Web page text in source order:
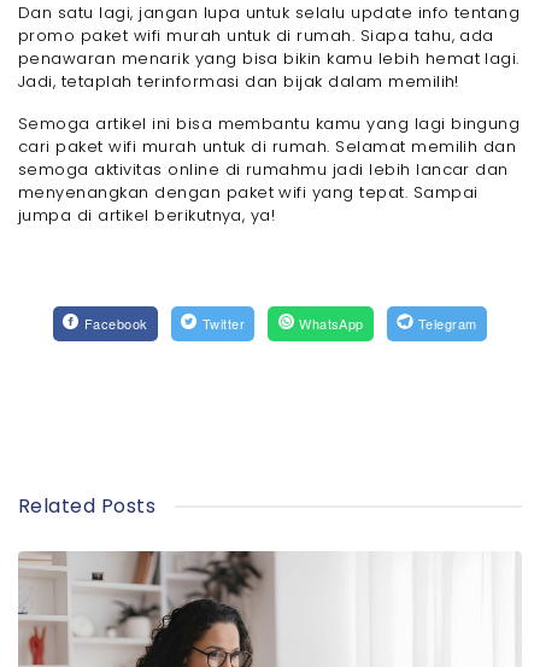
Dan satu lagi, jangan lupa untuk selalu update info tentang
promo paket wifi murah untuk di rumah. Siapa tahu, ada
penawaran menarik yang bisa bikin kamu lebih hemat lagi.
Jadi, tetaplah terinformasi dan bijak dalam memilih!
Semoga artikel ini bisa membantu kamu yang lagi bingung
cari paket wifi murah untuk di rumah. Selamat memilih dan
semoga aktivitas online di rumahmu jadi lebih lancar dan
menyenangkan dengan paket wifi yang tepat. Sampai
jumpa di artikel berikutnya, ya!
Facebook Twitter WhatsApp Telegram
Related Posts